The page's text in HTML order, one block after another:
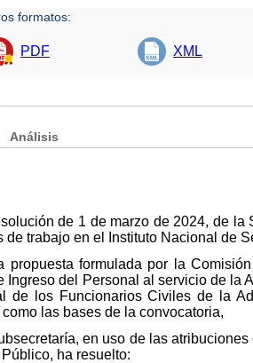
formatos:
PDF XML
de 1 de marzo de 2024, de
de trabajo en el Instituto Nacional de
propuesta formulada por la
Ingreso del Personal al servicio de la
de los Funcionarios Civiles de la
las bases de la convocatoria,
en uso de las
ha resuelto:
Análisis